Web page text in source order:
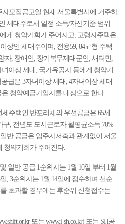
모집공고일 현재 서울특별시에 거주하
세대주로서 일정 소득/자산기준 범위
게 청약기회가 주어지고, 고령자주택은
상인 세대주이며, 전용59, 84㎡형 주택
자, 장애인, 장기복무제대군인, 새터민,
이상 세대, 국가유공자 등에게 청약기
급은 3자녀이상 세대, 4자녀이상 세대
청약예금가입자를 대상으로 한다.
주택인 반포리체의 우선공급은 65세
, 전년도 도시근로자 월평균소득 70%
반 공급은 입주자저축과 관계없이 서울
청약기회가 주어진다.
일반 공급 1순위자는 1월 10일 부터 1월
, 3순위자는 1월 14일에 접수하며 선순
초과할 경우에는 후순위 신청접수는
또는 www.i-sh.co.kr) 또는 SH공